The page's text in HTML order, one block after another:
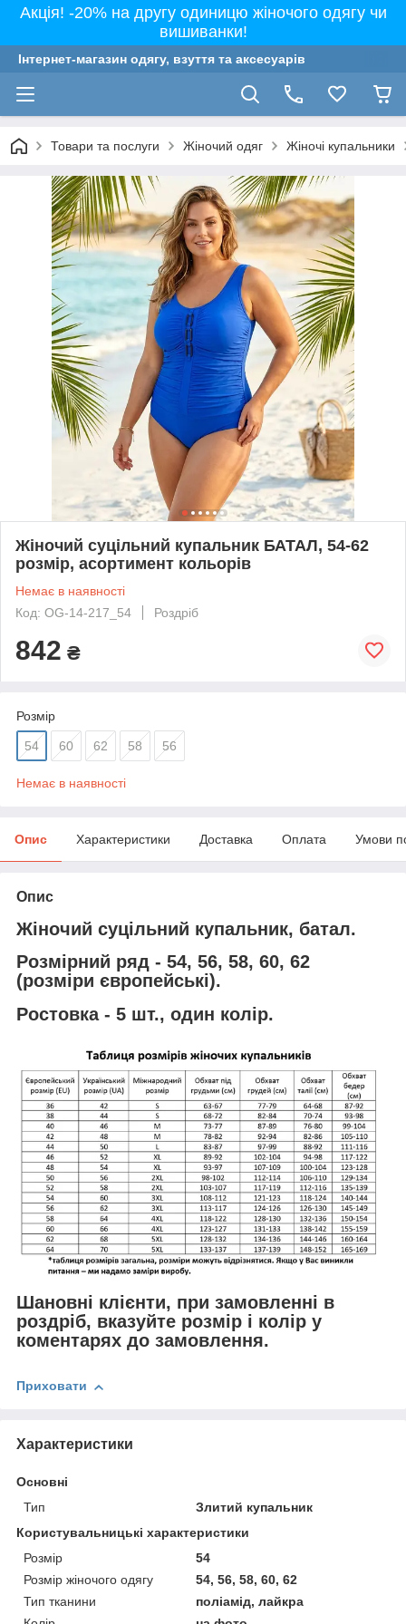
Акція! -20% на другу одиницю жіночого одягу чи
вишиванки!
Інтернет-магазин одягу, взуття та аксесуарів
Товари та послуги Жіночий одяг Жіночі купальники
Жіночий суцільний купальник БАТАЛ, 54-62
розмір, асортимент кольорів
Немає в наявності
Код: OG-14-217_54
Роздріб
842 ₴
Розмір
54 60 62 58 56
Немає в наявності
Опис Характеристики Доставка Оплата Умови
Опис
Жіночий суцільний купальник, батал.
Розмірний ряд - 54, 56, 58, 60, 62
(розміри європейські).
Ростовка - 5 шт., один колір.
Шановні клієнти, при замовленні в
роздріб, вказуйте розмір і колір у
коментарях до замовлення.
Приховати
Характеристики
Основні
Тип
Злитий купальник
Користувальницькі характеристики
Розмір
54
Розмір жіночого одягу
54, 56, 58, 60, 62
Тип тканини
поліамід, лайкра